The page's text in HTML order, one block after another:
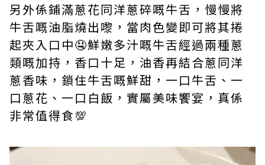
另外係鋪滿蔥花同洋蔥碎嘅牛舌，慢慢將
牛舌嘅油脂燒出嚟，當肉色變即可將其捲
起夾入口中🤤鮮嫩多汁嘅牛舌經過兩種蔥
類嘅加持，香口十足，油香再結合蔥同洋
蔥香味，鎖住牛舌嘅鮮甜，一口牛舌、一
口蔥花、一口白飯，實屬美味饗宴，真係
非常值得食💯